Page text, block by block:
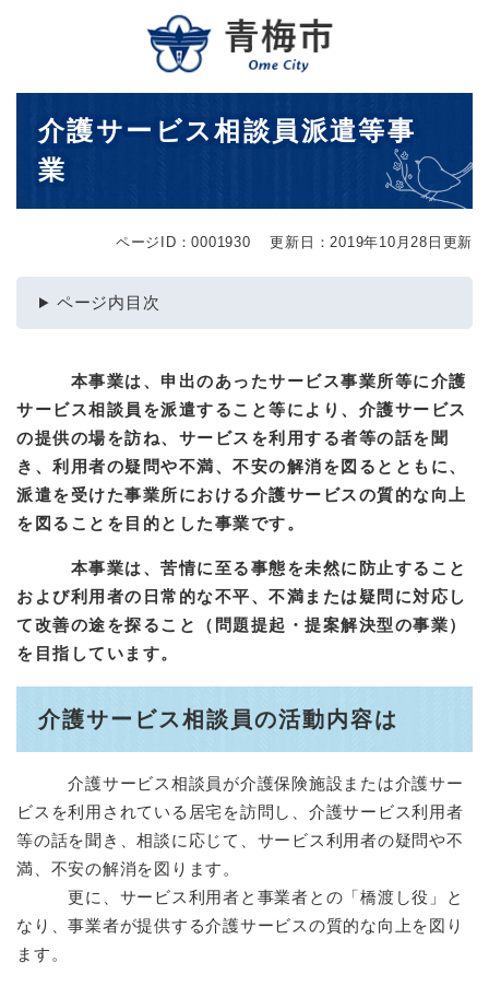
メニューを飛ばして本文へ
介護サービス相談員派遣等事
業
ページID：0001930 更新日：2019年10月28日更新
ページ内目次
本事業は、申出のあったサービス事業所等に介護
サービス相談員を派遣すること等により、介護サービス
の提供の場を訪ね、サービスを利用する者等の話を聞
き、利用者の疑問や不満、不安の解消を図るとともに、
派遣を受けた事業所における介護サービスの質的な向上
を図ることを目的とした事業です。
本事業は、苦情に至る事態を未然に防止すること
および利用者の日常的な不平、不満または疑問に対応し
て改善の途を探ること（問題提起・提案解決型の事業）
を目指しています。
介護サービス相談員の活動内容は
介護サービス相談員が介護保険施設または介護サー
ビスを利用されている居宅を訪問し、介護サービス利用者
等の話を聞き、相談に応じて、サービス利用者の疑問や不
満、不安の解消を図ります。
更に、サービス利用者と事業者との「橋渡し役」と
なり、事業者が提供する介護サービスの質的な向上を図り
ます。